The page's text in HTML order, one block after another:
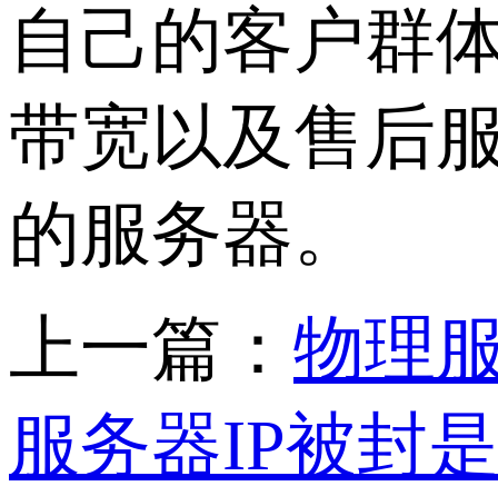
自己的客户群
带宽以及售后
的服务器。
上一篇： 物理
服务器IP被封